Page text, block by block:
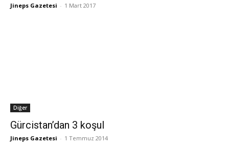
Jineps Gazetesi - 1 Mart 2017
Diğer
Gürcistan’dan 3 koşul
Jineps Gazetesi - 1 Temmuz 2014